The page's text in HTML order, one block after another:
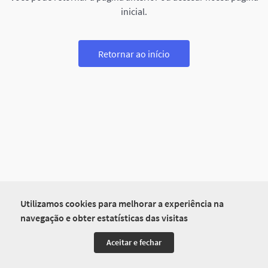
Utilizamos cookies para melhorar a experiência na
navegação e obter estatísticas das visitas
Aceitar e fechar
inicial.
Retornar ao início